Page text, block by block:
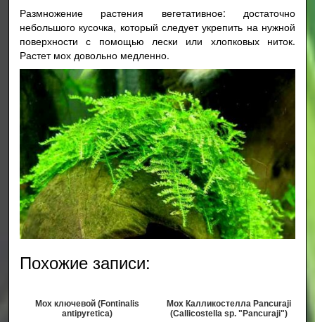
Размножение растения вегетативное: достаточно
небольшого кусочка, который следует укрепить на нужной
поверхности с помощью лески или хлопковых ниток.
Растет мох довольно медленно.
Похожие записи:
Мох ключевой (Fontinalis
antipyretica)
Мох Калликостелла Pancuraji
(Callicostella sp. "Pancuraji")